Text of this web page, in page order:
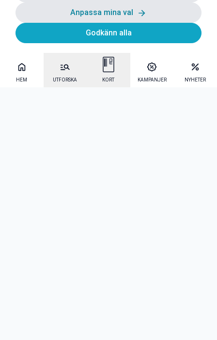
HEM UTFORSKA KORT KAMPANJER NYHETER
Anpassa mina val
Godkänn alla